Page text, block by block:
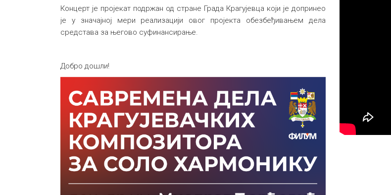
Концерт је пројекат подржан од стране Града Крагујевца који је допринео
је у значајној мери реализацији овог пројекта обезбеђивањем дела
средстава за његово суфинансирање.
Добро дошли!